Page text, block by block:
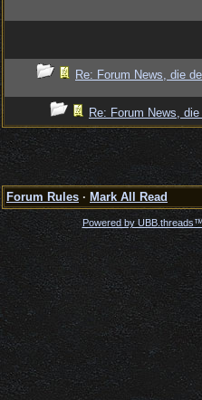
Re: Forum News, die
Re: Forum News,
Forum Rules · Mark All Read
Powered by